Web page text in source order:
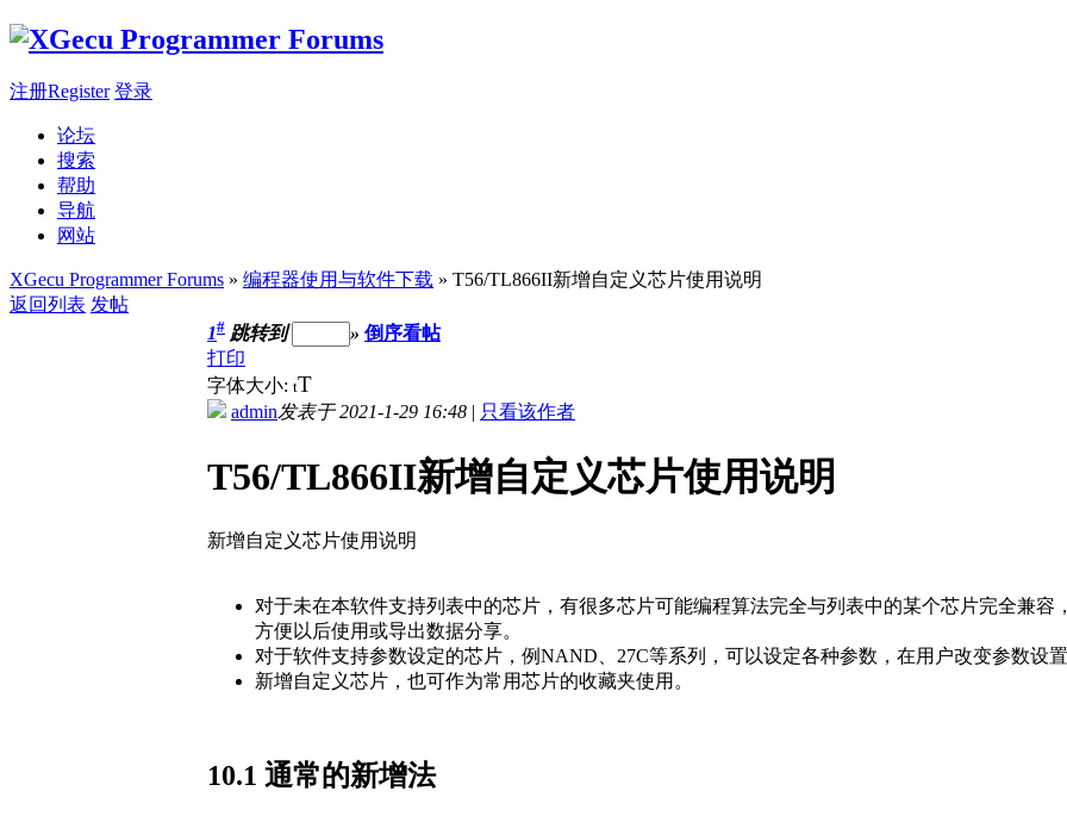
注册Register 登录
论坛
搜索
帮助
导航
网站
XGecu Programmer Forums » 编程器使用与软件下载 » T56/TL866II新增自定义芯片使用说明
返回列表 发帖
1# 跳转到 » 倒序看帖
打印
字体大小: tT
admin发表于 2021-1-29 16:48 | 只看该作者
T56/TL866II新增自定义芯片使用说明
新增自定义芯片使用说明
对于未在本软件支持列表中的芯片，有很多芯片可能编程算法完全与列表中的某个芯片完全兼
方便以后使用或导出数据分享。
对于软件支持参数设定的芯片，例NAND、27C等系列，可以设定各种参数，在用户改变参数设
新增自定义芯片，也可作为常用芯片的收藏夹使用。
10.1 通常的新增法